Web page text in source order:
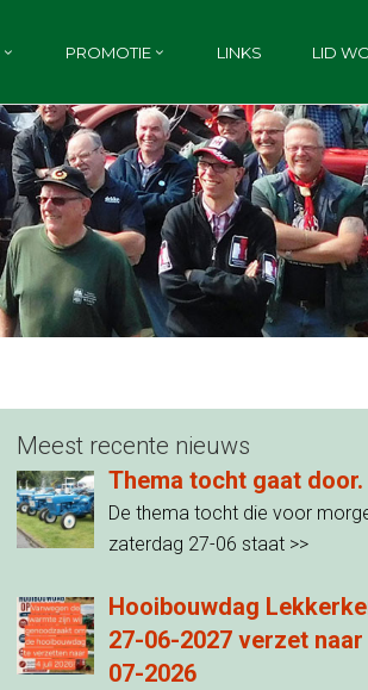
PROMOTIE LINKS LID
Meest recente nieuws
Thema tocht gaat door.
De thema tocht die voor
zaterdag 27-06 staat >>
Hooibouwdag
27-06-2027 verzet naar
07-2026